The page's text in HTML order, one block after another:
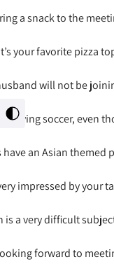
a snack to the
your favorite pizza
will not be
playing soccer, even
have an Asian themed
impressed by your
is a very difficult
forward to